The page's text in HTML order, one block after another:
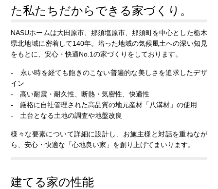
た私たちだからできる家づくり。
NASUホームは大田原市、那須塩原市、那須町を中心とした栃木
県北地域に密着して140年。培った地域の気候風土への深い知見
をもとに、安心・快適No.1の家づくりをしております。
- 永い時を経ても飽きのこない普遍的な美しさを追求したデザ
イン
- 高い耐震・耐久性、断熱・気密性、快適性
- 厳格に自社管理された高品質の地元産材「八溝材」の使用
- 土台となる土地の調査や地盤改良
様々な要素について詳細に設計し、お施主様と対話を重ねなが
ら、安心・快適な「心地良い家」を創り上げてまいります。
建てる家の性能